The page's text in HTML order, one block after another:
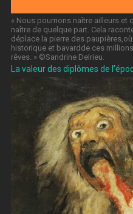
« Nous pourrions naître ailleurs et
naître de quelque part. Cela
déplace la pierre des
historique et bavardde ces
rêves. » ©️Sandrine Delrieu.
La valeur des diplômes de